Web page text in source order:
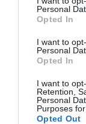
Personal
Opted In
I want to
Personal
Opted In
I want to
Retention,
Personal
Purposes
Opted Out
PANNONHALMI
ARBORÉTUMBA
2026-08-04